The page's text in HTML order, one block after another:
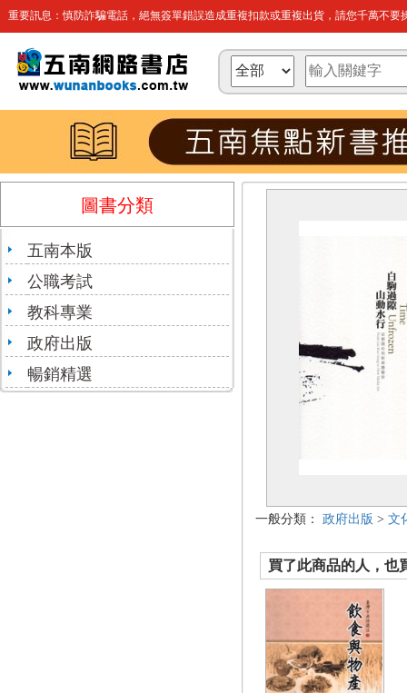
重要訊息：慎防詐騙電話，絕無簽單錯誤造成重複扣款或重複出貨，請您千萬不要
圖書分類
五南本版
公職考試
教科專業
政府出版
暢銷精選
一般分類： 政府出版 > 文
買了此商品的人，也